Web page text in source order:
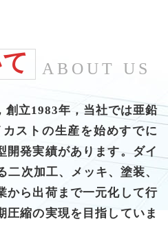
ABOUT US
創立1983年，当社では亜鉛
ストの生産を始めすでに
開発実績があります。ダイ
二次加工、メッキ、塗装、
から出荷まで一元化して行
圧縮の実現を目指していま